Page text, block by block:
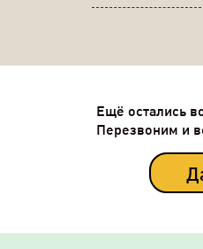
Ещё остались
Перезвоним и